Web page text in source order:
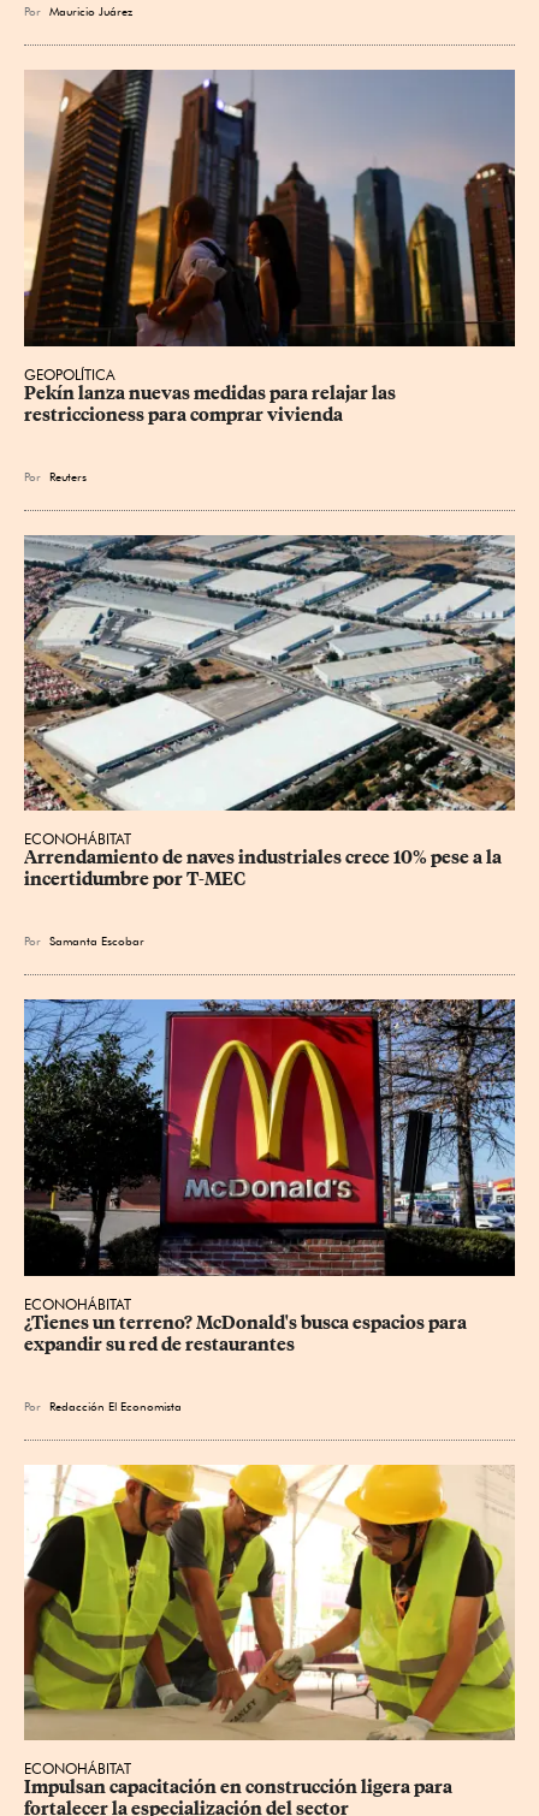
Por Mauricio Juárez
GEOPOLÍTICA
Pekín lanza nuevas medidas para relajar ⁠las
restriccioness para comprar vivienda
Por Reuters
ECONOHÁBITAT
Arrendamiento de naves industriales crece 10% pese a la
incertidumbre por T-MEC
Por Samanta Escobar
ECONOHÁBITAT
¿Tienes un terreno? McDonald's busca espacios para
expandir su red de restaurantes
Por Redacción El Economista
ECONOHÁBITAT
Impulsan capacitación en construcción ligera para
fortalecer la especialización del sector